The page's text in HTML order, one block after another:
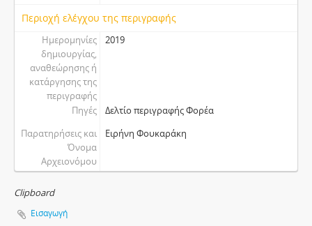
Περιοχή ελέγχου της περιγραφής
Ημερομηνίες
δημιουργίας,
αναθεώρησης ή
κατάργησης της
περιγραφής
2019
Πηγές
Δελτίο περιγραφής Φορέα
Παρατηρήσεις και
Όνομα
Αρχειονόμου
Ειρήνη Φουκαράκη
Clipboard
Εισαγωγή